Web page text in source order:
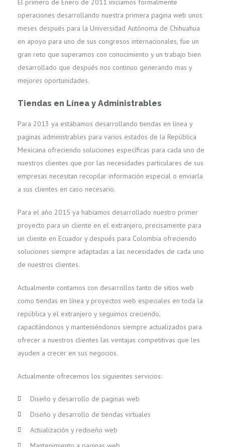
El primero de Enero de 2011 iniciamos formalmente
operaciones desarrollando nuestra primera pagina web unos
meses después para la Universidad Autónoma de Chihuahua
en apoyo para uno de sus congresos internacionales, fue un
gran reto que superamos con conocimiento y un trabajo bien
desarrollado que después nos continuo generando mas y
mejores oportunidades.
Tiendas en Línea y Administrables
Para 2013 ya estábamos desarrollando tiendas en línea y
paginas administrables para varios estados de la República
Mexicana ofreciendo soluciones específicas para cada uno de
nuestros clientes que por las necesidades particulares de sus
empresas necesitan recopilar información especial o enviarla
a sus clientes en caso necesario.
Para el año 2015 ya habíamos desarrollado nuestro primer
proyecto para un cliente en el extranjero, precisamente para
un cliente en Ecuador y después para Colombia ofreciendo
soluciones siempre adaptadas a las necesidades de cada uno
de nuestros clientes.
Actualmente contamos con desarrollos tanto de sitios web
como tiendas en línea y proyectos web especiales en toda la
república y el extranjero y seguimos creciendo,
capacitándonos y manteniéndonos siempre actualizados para
ofrecer a nuestros clientes las ventajas competitivas que les
ayuden a crecer en sus negocios.
Actualmente ofrecemos los siguientes servicios:
Diseño y desarrollo de paginas web
Diseño y desarrollo de tiendas virtuales
Actualización y rediseño web